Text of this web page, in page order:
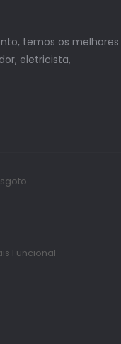
temos os melhores
eletricista,
Funcional